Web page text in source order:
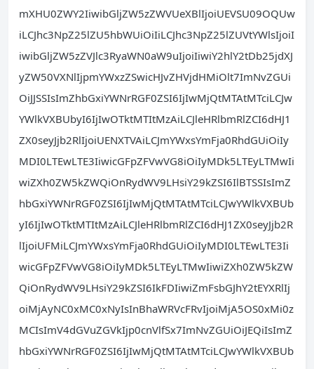
mXHU0ZWY2IiwibGljZW5zZWVUeXBlIjoiUEVSU09OQUw
iLCJhc3NpZ25lZU5hbWUiOiIiLCJhc3NpZ25lZUVtYWlsIjoiI
iwibGljZW5zZVJlc3RyaWN0aW9uIjoiIiwiY2hlY2tDb25jdXJ
yZW50VXNlIjpmYWxzZSwicHJvZHVjdHMiOlt7ImNvZGUi
OiJJSSIsImZhbGxiYWNrRGF0ZSI6IjIwMjQtMTAtMTciLCJw
YWlkVXBUbyI6IjIwOTktMTItMzAiLCJleHRlbmRlZCI6dHJ1
ZX0seyJjb2RlIjoiUENXTVAiLCJmYWxsYmFja0RhdGUiOiIy
MDI0LTEwLTE3IiwicGFpZFVwVG8iOiIyMDk5LTEyLTMwIi
wiZXh0ZW5kZWQiOnRydWV9LHsiY29kZSI6IlBTSSIsImZ
hbGxiYWNrRGF0ZSI6IjIwMjQtMTAtMTciLCJwYWlkVXBUb
yI6IjIwOTktMTItMzAiLCJleHRlbmRlZCI6dHJ1ZX0seyJjb2R
lIjoiUFMiLCJmYWxsYmFja0RhdGUiOiIyMDI0LTEwLTE3Ii
wicGFpZFVwVG8iOiIyMDk5LTEyLTMwIiwiZXh0ZW5kZW
QiOnRydWV9LHsiY29kZSI6IkFDIiwiZmFsbGJhY2tEYXRlIj
oiMjAyNC0xMC0xNyIsInBhaWRVcFRvIjoiMjA5OS0xMi0z
MCIsImV4dGVuZGVkIjp0cnVlfSx7ImNvZGUiOiJEQiIsImZ
hbGxiYWNrRGF0ZSI6IjIwMjQtMTAtMTciLCJwYWlkVXBUb